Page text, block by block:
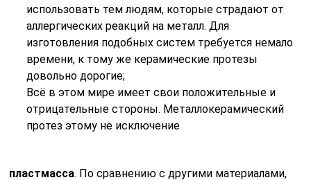
использовать тем людям, которые страдают от
аллергических реакций на металл. Для
изготовления подобных систем требуется немало
времени, к тому же керамические протезы
довольно дорогие;
Всё в этом мире имеет свои положительные и
отрицательные стороны. Металлокерамический
протез этому не исключение
пластмасса. По сравнению с другими материалами,